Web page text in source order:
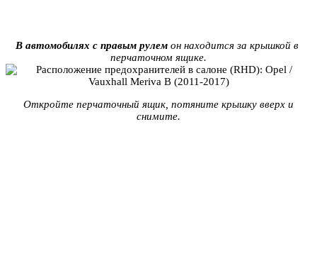
В автомобилях с правым рулем он находится за крышкой в ​​
перчаточном ящике.
Откройте перчаточный ящик, потяните крышку вверх и
снимите.